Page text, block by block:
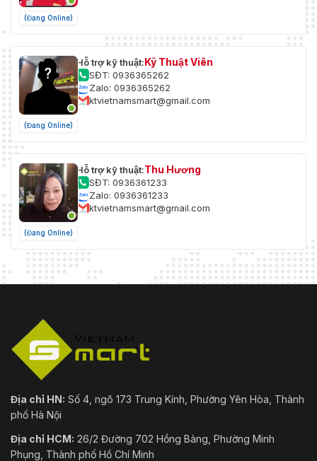
(Đang Online)
(Đang Online)
Hỗ trợ kỹ thuật:Kỹ Thuật Viên
SĐT: 0936365262
Zalo: 0936365262
ktvietnamsmart@gmail.com
(Đang Online)
Hỗ trợ kỹ thuật:Thu Hương
SĐT: 0936361233
Zalo: 0936361233
ktvietnamsmart@gmail.com
Địa chỉ HN: Số 4, ngõ 173 Trung Kính, Phường Yên Hòa, Thành
phố Hà Nội
Địa chỉ HCM: 26/2 Đường 702 Hồng Bàng, Phường Minh
Phụng, Thành phố Hồ Chí Minh